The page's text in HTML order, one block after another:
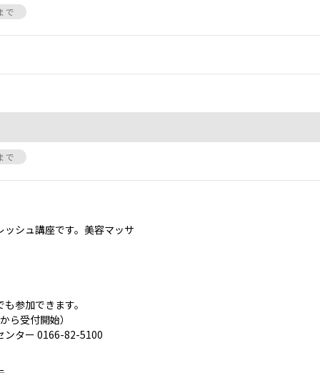
で
で
シュ講座です。美容マッサ
参加できます。
ら受付開始）
ンター 0166-82-5100